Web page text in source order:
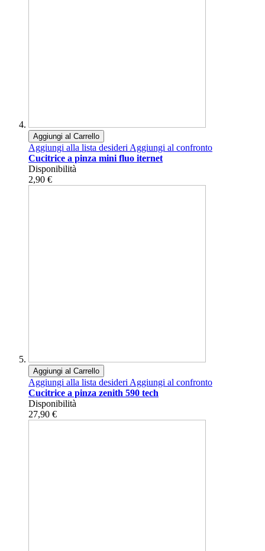
Aggiungi al Carrello
Aggiungi alla lista desideriAggiungi al confronto
Cucitrice a pinza mini fluo iternet
Disponibilità
2,90 €
Aggiungi al Carrello
Aggiungi alla lista desideriAggiungi al confronto
Cucitrice a pinza zenith 590 tech
Disponibilità
27,90 €